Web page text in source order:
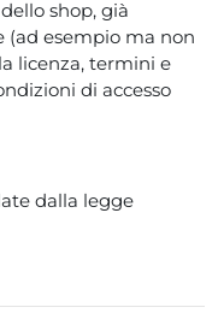
shop, già
esempio ma non
licenza, termini e
di accesso
dalla legge